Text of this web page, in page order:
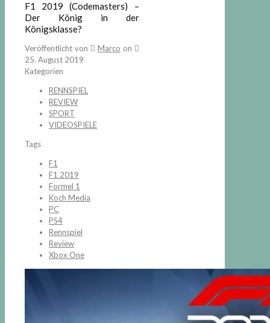
F1 2019 (Codemasters) –
Der König in der
Königsklasse?
Veröffentlicht von Marco on
25. August 2019
Kategorien
RENNSPIEL
REVIEW
SPORT
VIDEOSPIELE
Tags
F1
F1 2019
Formel 1
Koch Media
PC
PS4
Rennspiel
Review
Xbox One